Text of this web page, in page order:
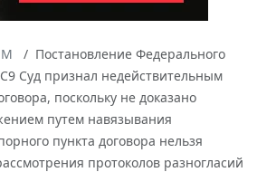
Постановление Федерального
Суд признал недействительным
поскольку не доказано
путем навязывания
пункта договора нельзя
протоколов разногласий